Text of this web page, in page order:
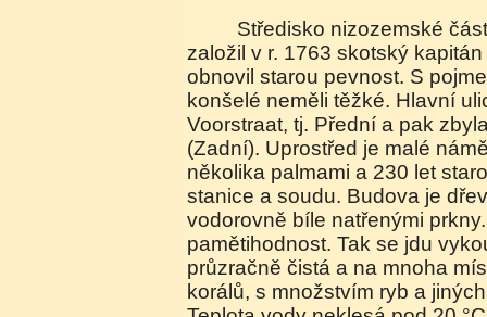
Středisko nizozemské části ostrova Philipsburg
založil v r. 1763 skotský
obnovil starou pevnost. S
konšelé neměli těžké. Hlavní
Voorstraat, tj. Přední a pak
(Zadní). Uprostřed je malé
několika palmami a 230 let
stanice a soudu. Budova je
vodorovně bíle natřenými
pamětihodnost. Tak se jdu
průzračně čistá a na mnoha
korálů, s množstvím ryb a